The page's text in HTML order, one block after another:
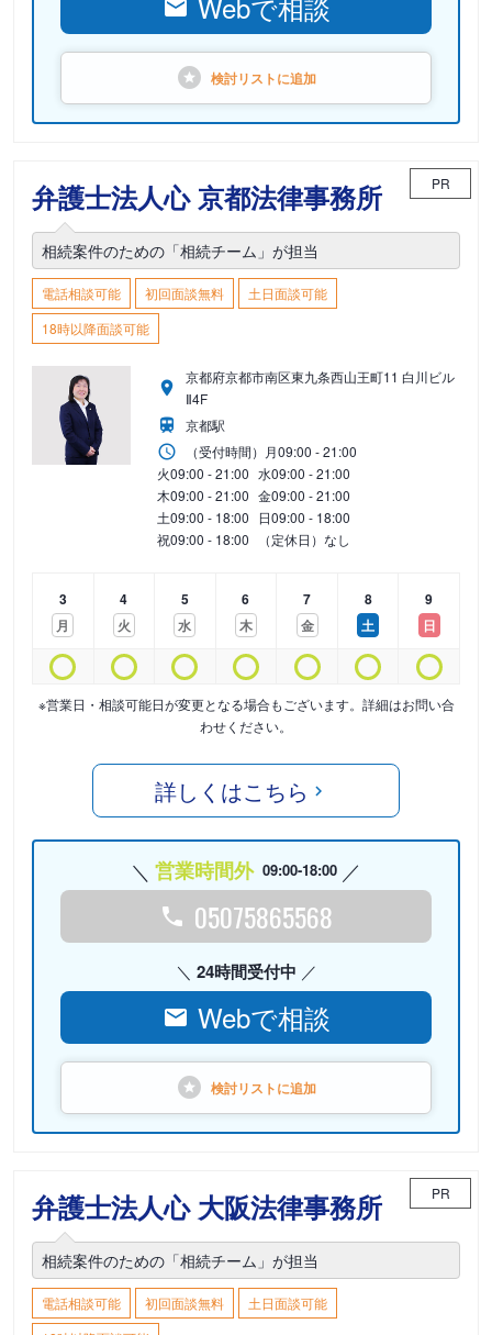
検討リストに追加
弁護士法人心 京都法律事務所 PR
相続案件のための「相続チーム」が担当
電話相談可能 初回面談無料
土日面談可能
18時以降面談可能
京都府京都市南区東九条西山王町11 白川ビル
Ⅱ4F
京都駅
（受付時間） 月09:00 - 21:00
火09:00 - 21:00 水09:00 - 21:00
木09:00 - 21:00 金09:00 - 21:00
土09:00 - 18:00 日09:00 - 18:00
祝09:00 - 18:00 （定休日）なし
3
月
4
火
5
水
6
木
7
金
8
土
9
日
※営業日・相談可能日が変更となる場合もございます。詳細はお問い合
わせください。
詳しくはこちら
営業時間外 09:00-18:00
05075865568
24時間受付中
Webで相談
検討リストに追加
弁護士法人心 大阪法律事務所 PR
相続案件のための「相続チーム」が担当
電話相談可能 初回面談無料
土日面談可能